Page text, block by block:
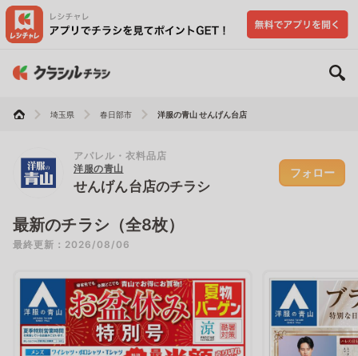
埼玉県 春日部市 洋服の青山 せんげん台店
アパレル・衣料品店
洋服の青山
せんげん台店のチラシ
フォロー
最新のチラシ（全8枚）
最終更新：2026/08/06